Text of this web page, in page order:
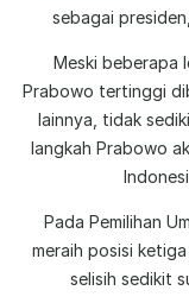
sebagai
Meski beberapa
Prabowo tertinggi
lainnya, tidak
langkah Prabowo
Pada Pemilihan
meraih posisi
selisih sedikit